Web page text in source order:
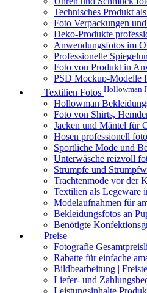
Technisches Produkt
Foto Verpackungen
Deko-Produkte
Anwendungsfotos im
Professionelle
Foto von Produkt in
PSD Mockup-Modelle
Textilien Fotos Hollowman
Hollowman
Foto von Shirts,
Jacken und Mäntel für
Hosen professionell
Sportliche Mode und
Unterwäsche reizvoll
Strümpfe und
Trachtenmode vor der
Textilien als Legeware
Modelaufnahmen für
Bekleidungsfotos an
Benötigte
Preise
Fotografie
Rabatte für einfache
Bildbearbeitung |
Liefer- und
Leistungsinhalte